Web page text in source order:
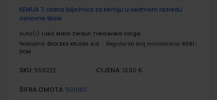
KEMIJA 7; radna bilježnica za kemiju u sedmom razredu
osnovne škole
Autor(i): Lukić Marić Zerdun Trenčevska Varga
Nakladnik: ŠKOLSKA KNJIGA d.d. Registarski broj ministarstva: 6091-
DOM
SKU: 556222 CIJENA: 13,60 €
ŠIFRA OMOTA: 500163